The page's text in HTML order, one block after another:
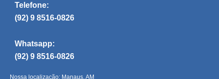
Telefone:
(92) 9 8516-0826
Whatsapp:
(92) 9 8516-0826
Nossa localização: Manaus, AM